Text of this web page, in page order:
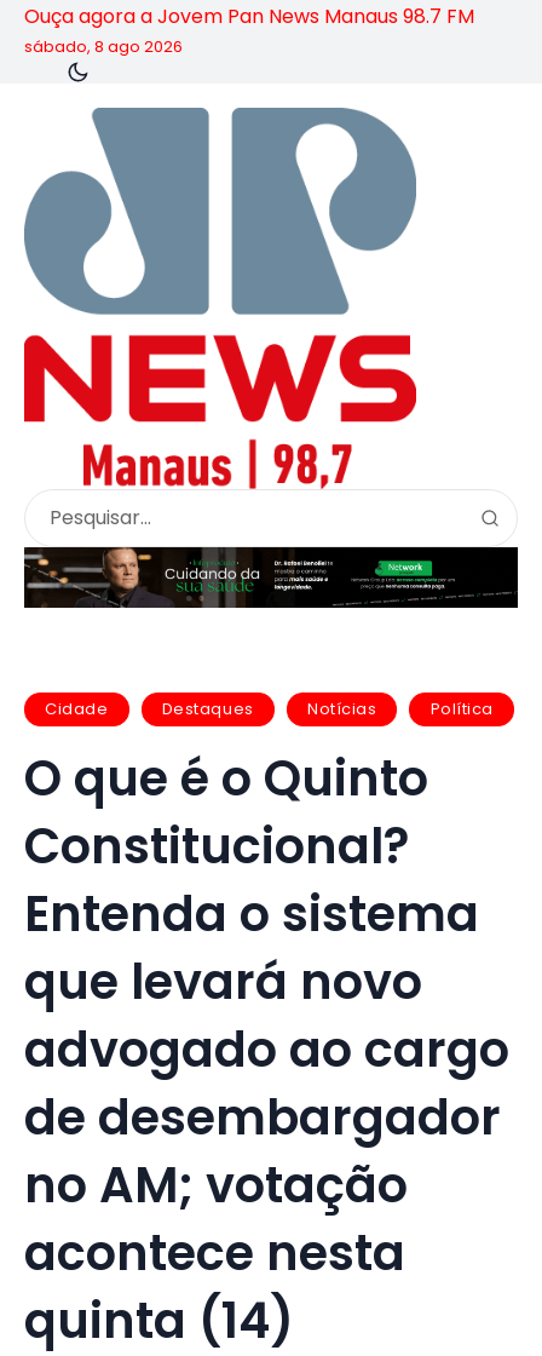
Ouça agora a Jovem Pan News Manaus 98.7 FM
sábado, 8 ago 2026
Cidade Destaques Notícias Política
O que é o Quinto
Constitucional?
Entenda o sistema
que levará novo
advogado ao cargo
de desembargador
no AM; votação
acontece nesta
quinta (14)